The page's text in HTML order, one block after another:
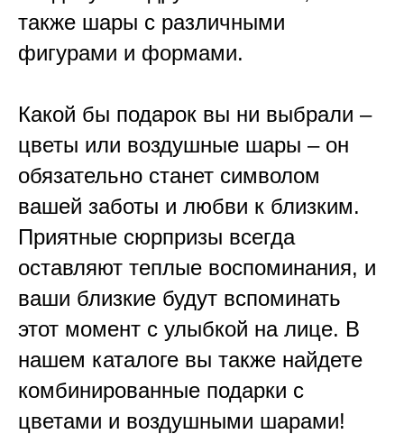
также шары с различными
фигурами и формами.
Какой бы подарок вы ни выбрали –
цветы или воздушные шары – он
обязательно станет символом
вашей заботы и любви к близким.
Приятные сюрпризы всегда
оставляют теплые воспоминания, и
ваши близкие будут вспоминать
этот момент с улыбкой на лице. В
нашем каталоге вы также найдете
комбинированные подарки с
цветами и воздушными шарами!